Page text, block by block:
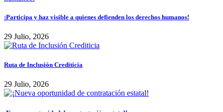
¡Participa y haz visible a quienes defienden los derechos humanos!
29 Julio, 2026
Ruta de Inclusión Crediticia
29 Julio, 2026